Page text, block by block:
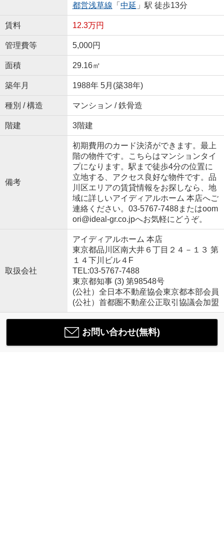
都営浅草線 「 中延 」駅 徒歩13分
賃料 12.3万円
管理費等 5,000円
面積 29.16㎡
築年月 1988年 5月(築38年)
種別 / 構造 マンション / 鉄骨造
階建 3階建
備考
初期費用のカード決済ができます。最上
階の物件です。こちらはマンションタイ
プになります。駅まで徒歩4分の位置に
立地する、アクセス良好な物件です。品
川区エリアの賃貸情報をお探しなら、地
域に詳しいアイディアルホーム 本店へご
連絡ください。03-5767-7488またはoom
ori@ideal-gr.co.jpへお気軽にどうぞ。
取扱会社
アイディアルホーム 本店
東京都品川区南大井６丁目２４－１３ 第
１４下川ビル４F
TEL:03-5767-7488
東京都知事 (3) 第98548号
(公社）全日本不動産協会東京都本部会員
(公社）首都圏不動産公正取引協議会加盟
お問い合わせ(無料)